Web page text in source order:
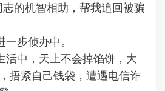
的机智相助，帮我追回被骗
步侦办中。
活中，天上不会掉馅饼，大
捂紧自己钱袋，遭遇电信诈